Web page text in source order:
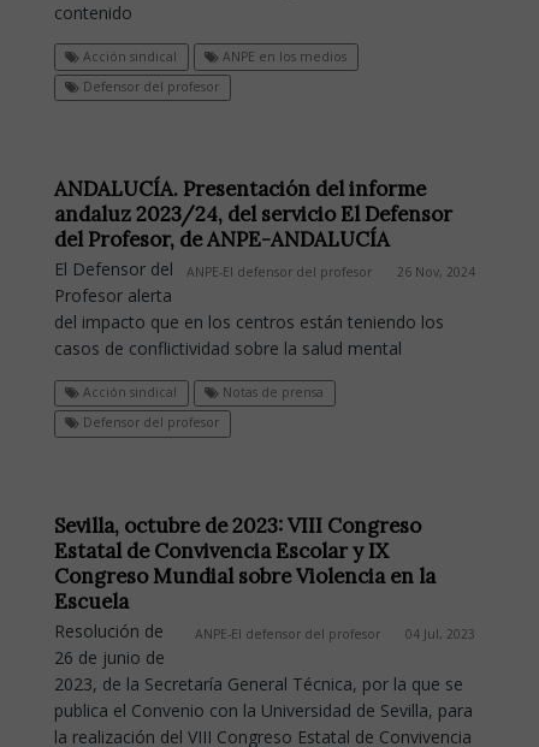
contenido
Acción sindical
ANPE en los medios
Defensor del profesor
ANDALUCÍA. Presentación del informe
andaluz 2023/24, del servicio El Defensor
del Profesor, de ANPE-ANDALUCÍA
ANPE-El defensor del profesor 26 Nov, 2024
El Defensor del
Profesor alerta
del impacto que en los centros están teniendo los
casos de conflictividad sobre la salud mental
Acción sindical
Notas de prensa
Defensor del profesor
Sevilla, octubre de 2023: VIII Congreso
Estatal de Convivencia Escolar y IX
Congreso Mundial sobre Violencia en la
Escuela
ANPE-El defensor del profesor 04 Jul, 2023
Resolución de
26 de junio de
2023, de la Secretaría General Técnica, por la que se
publica el Convenio con la Universidad de Sevilla, para
la realización del VIII Congreso Estatal de Convivencia